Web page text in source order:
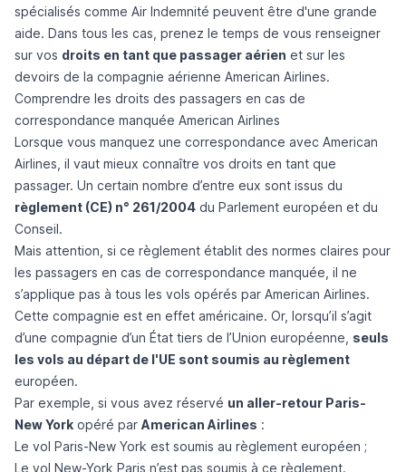
spécialisés comme Air Indemnité peuvent être d'une grande
aide. Dans tous les cas, prenez le temps de vous renseigner
sur vos droits en tant que passager aérien et sur les
devoirs de la compagnie aérienne American Airlines.
Comprendre les droits des passagers en cas de
correspondance manquée American Airlines
Lorsque vous manquez une correspondance avec American
Airlines, il vaut mieux connaître vos droits en tant que
passager. Un certain nombre d’entre eux sont issus du
règlement (CE) n° 261/2004 du Parlement européen et du
Conseil.
Mais attention, si ce règlement établit des normes claires pour
les passagers en cas de correspondance manquée, il ne
s’applique pas à tous les vols opérés par American Airlines.
Cette compagnie est en effet américaine. Or, lorsqu’il s’agit
d’une compagnie d’un État tiers de l’Union européenne, seuls
les vols au départ de l'UE sont soumis au règlement
européen.
Par exemple, si vous avez réservé un aller-retour Paris-
New York opéré par American Airlines :
Le vol Paris-New York est soumis au règlement européen ;
Le vol New-York Paris n’est pas soumis à ce règlement.